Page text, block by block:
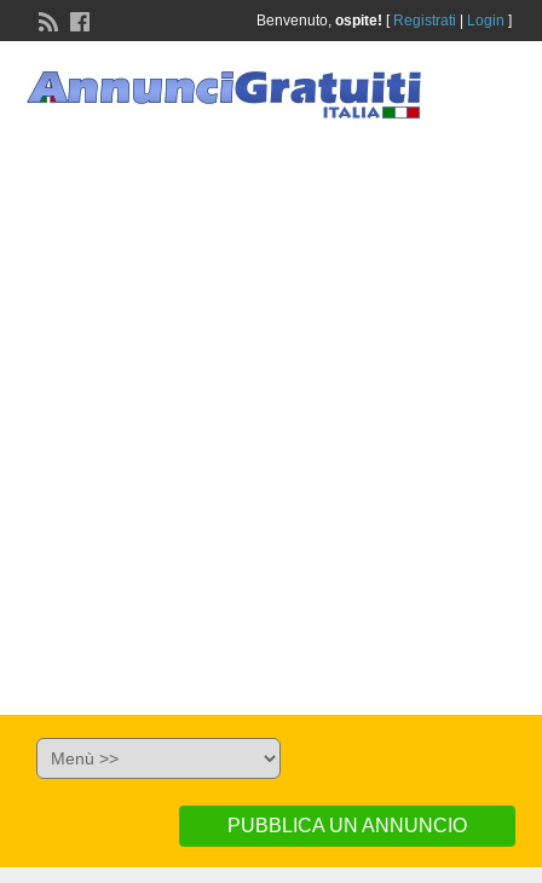
Benvenuto, ospite! [ Registrati Login ]
PUBBLICA UN ANNUNCIO